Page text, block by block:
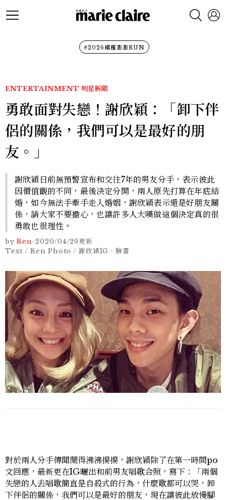
#2026裙襬澎澎RUN
ENTERTAINMENT 明星新聞
勇敢面對失戀！謝欣穎：「卸下伴
侶的關係，我們可以是最好的朋
友。」
謝欣穎日前無預警宣布和交往7年的男友分手，表示彼此
因價值觀的不同，最後決定分開，兩人原先打算在年底結
婚，如今無法手牽手走入婚姻，謝欣穎表示還是好朋友關
係，請大家不要擔心，也讓許多人大嘆做這個決定真的很
勇敢也很理性。
by Ren-2020/04/29更新
Text / Ren Photo / 謝欣穎IG、臉書
對於兩人分手傳聞鬧得沸沸揚揚，謝欣穎除了在第一時間po
文回應，最新更在IG曬出和前男友唱歌合照，寫下：「兩個
失戀的人去唱歌簡直是自殺式的行為，什麼歌都可以哭，卸
下伴侶的關係，我們可以是最好的朋友，現在讓彼此放慢腳